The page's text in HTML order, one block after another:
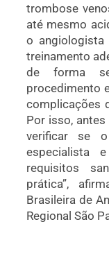
trombose
até mesmo
o angiologista
treinamento
de forma
procedimento
complicações
Por isso,
verificar se
especialista
requisitos
prática”,
Brasileira de
Regional São